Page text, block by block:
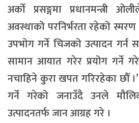
अर्को प्रसङ्गमा प्रधानमन्त्री
अवस्थाको परनिर्भरता रहेको
उपभोग गर्ने चिजको उत्पादन गर्न
सामान आयात गरेर प्रयोग गर्ने
नचाहिने कुरा खपत गरिरहेका छौँ
गर्ने गरेको जनाउँदै उनले
उत्पादनतर्फ जान आग्रह गरे ।